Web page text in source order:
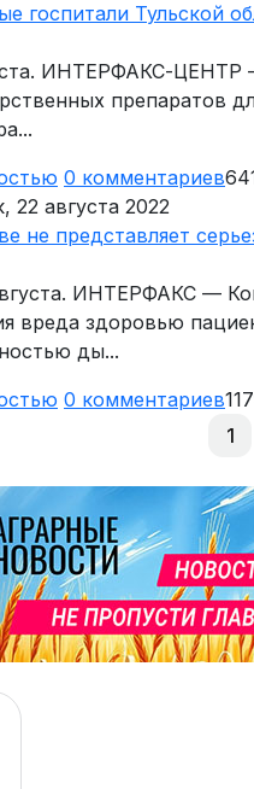
госпитали Тульской
ИНТЕРФАКС-ЦЕНТР
препаратов
0 комментариев
22 августа 2022
не представляет
ИНТЕРФАКС —
вреда здоровью
ды...
0 комментариев
1